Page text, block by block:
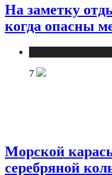
На заметку
когда опасны
7
Морской
серебряной